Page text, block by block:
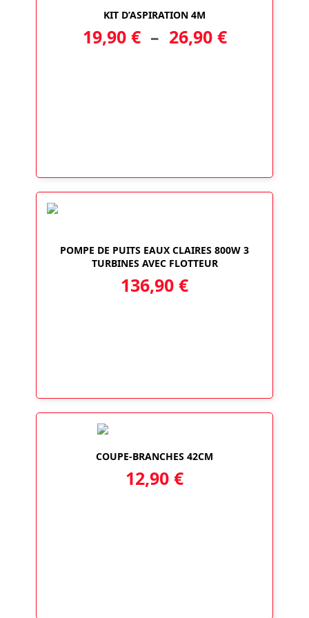
KIT D’ASPIRATION 4M
19,90 € – 26,90 €Plage
POMPE DE PUITS EAUX CLAIRES 800W 3
TURBINES AVEC FLOTTEUR
136,90 €
COUPE-BRANCHES 42CM
12,90 €